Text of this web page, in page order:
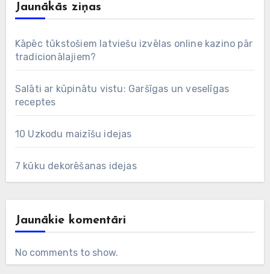
Jaunākās ziņas
Kāpēc tūkstošiem latviešu izvēlas online kazino pār
tradicionālajiem?
Salāti ar kūpinātu vistu: Garšīgas un veselīgas
receptes
10 Uzkodu maizīšu idejas
7 kūku dekorēšanas idejas
Jaunākie komentāri
No comments to show.